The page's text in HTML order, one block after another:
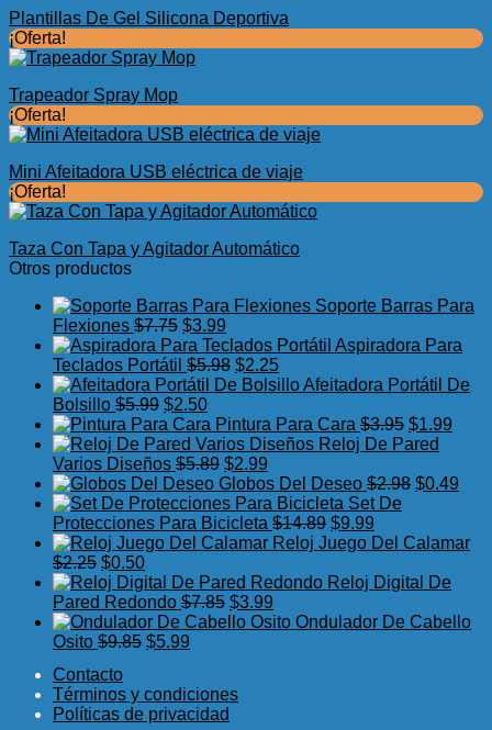
Plantillas De Gel Silicona Deportiva
¡Oferta!
Trapeador Spray Mop
¡Oferta!
Mini Afeitadora USB eléctrica de viaje
¡Oferta!
Taza Con Tapa y Agitador Automático
Otros productos
Soporte Barras Para
Flexiones $7.75 El
precio
original
era:
$7.75.
$3.99
precio
actual
es:
Aspiradora Para
Teclados Portátil $5.98 El
precio
era:
$5.98.
$2.25El
precio
es:
$2.25.
Afeitadora Portátil De
Bolsillo $5.99 El
precio
original
era:
$5.99.
$2.50El
precio
actual
es:
$2.50.
Pintura Para Cara $3.95 El
precio
era:
$1.99
es:
Reloj De Pared
Varios Diseños $5.89 El
precio
original
era:
$5.89.
$2.99
precio
actual
es:
$2.99.
Globos Del Deseo $2.98 El
era:
$0.49
es:
Set De
Protecciones Para Bicicleta $14.89 El
precio
era:
$9.99
precio
es:
Reloj Juego Del Calamar
$2.25 El
precio
original
era:
$2.25.
$0.50El
precio
actual
es:
$0.50.
Reloj Digital De
Pared Redondo $7.85 El
precio
$3.99
precioOndulador De Cabello
Osito $9.85 El
era:
$9.85.
$5.99
es:
$5.99.
Contacto
Términos y condiciones
Políticas de privacidad